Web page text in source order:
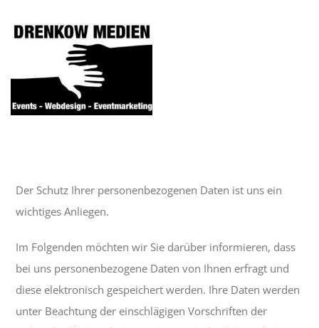
Inhalt
DJ Gerdi
Der Schutz Ihrer personenbezogenen Daten ist uns ein
wichtiges Anliegen.
Im Folgenden möchten wir Sie darüber informieren, dass
bei uns personenbezogene Daten von Ihnen erfragt und
diese elektronisch gespeichert werden. Ihre Daten werden
unter Beachtung der einschlägigen Vorschriften der